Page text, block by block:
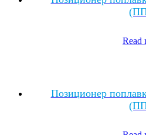
Read
Позиционер